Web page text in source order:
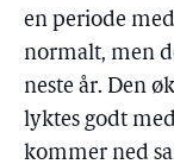
en periode
normalt, men
neste år. Den
lyktes godt
kommer ned